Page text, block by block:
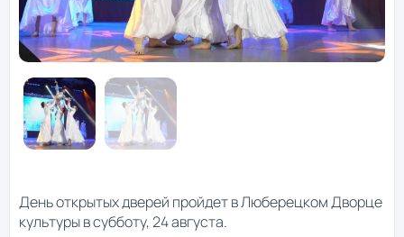
День открытых дверей пройдет в Люберецком Дворце
культуры в субботу, 24 августа.